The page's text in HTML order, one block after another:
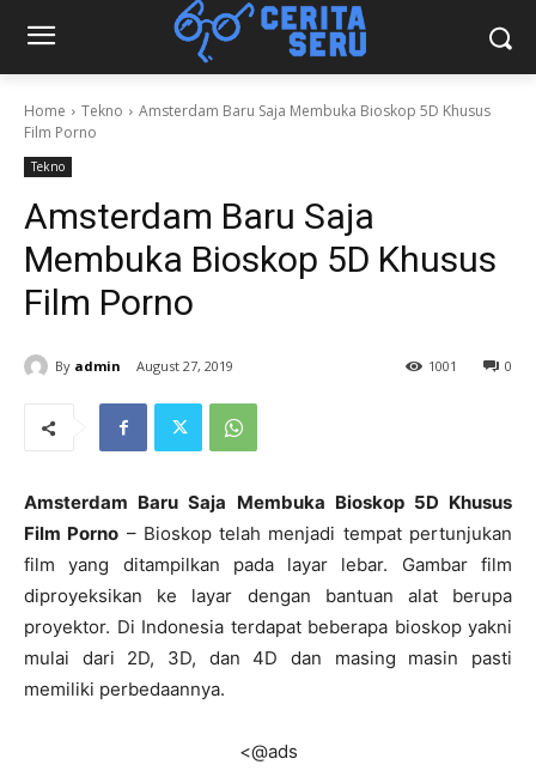
Home Tekno
Amsterdam Baru Saja Membuka Bioskop 5D Khusus
Film Porno
Tekno
Amsterdam Baru Saja
Membuka Bioskop 5D Khusus
Film Porno
By admin August 27, 2019 0
1001
Amsterdam Baru Saja Membuka Bioskop 5D Khusus
Film Porno – Bioskop telah menjadi tempat pertunjukan
film yang ditampilkan pada layar lebar. Gambar film
diproyeksikan ke layar dengan bantuan alat berupa
proyektor. Di Indonesia terdapat beberapa bioskop yakni
mulai dari 2D, 3D, dan 4D dan masing masin pasti
memiliki perbedaannya.
<@ads